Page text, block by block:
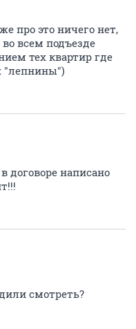
про это ничего нет,
всем подъезде
тех квартир где
"лепнины")
договоре написано
смотреть?